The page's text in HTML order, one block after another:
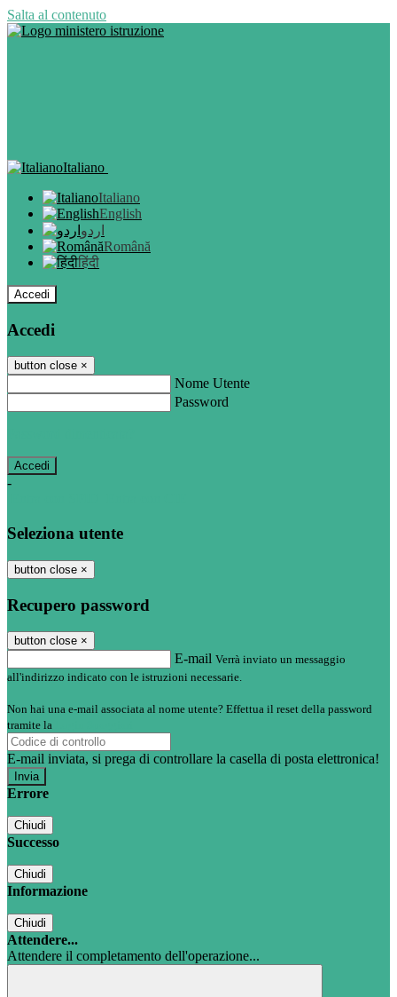
Salta al contenuto
Italiano
Italiano
English
اردو
Română
हिंदी
Accedi
Accedi
button close ×
Nome Utente
Password
-
Seleziona utente
button close ×
Recupero password
button close ×
E-mail Verrà inviato un messaggio
all'indirizzo indicato con le istruzioni necessarie.
Non hai una e-mail associata al nome utente? Effettua il reset della password
tramite la
E-mail inviata, si prega di controllare la casella di posta elettronica!
Errore
Chiudi
Successo
Chiudi
Informazione
Chiudi
Attendere...
Attendere il completamento dell'operazione...